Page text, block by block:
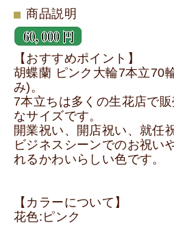
商品説明
【おすすめポイント】
胡蝶蘭 ピンク大輪7本立70
み)。
7本立ちは多くの生花店で
なサイズです。
開業祝い、開店祝い、就任
ビジネスシーンでのお祝い
れるかわいらしい色です。
【カラーについて】
花色:ピンク